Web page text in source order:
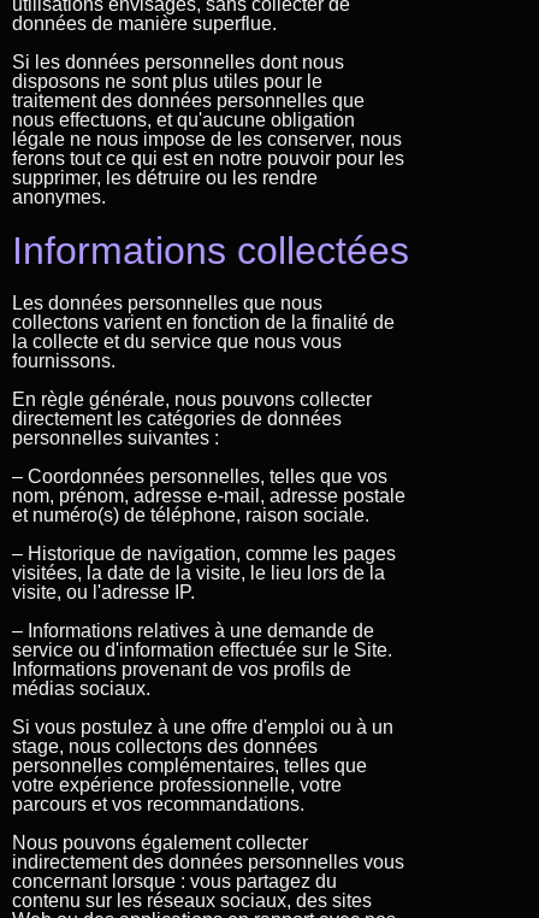
utilisations envisagés, sans collecter de
données de manière superflue.
Si les données personnelles dont nous
disposons ne sont plus utiles pour le
traitement des données personnelles que
nous effectuons, et qu'aucune obligation
légale ne nous impose de les conserver, nous
ferons tout ce qui est en notre pouvoir pour les
supprimer, les détruire ou les rendre
anonymes.
Informations collectées
Les données personnelles que nous
collectons varient en fonction de la finalité de
la collecte et du service que nous vous
fournissons.
En règle générale, nous pouvons collecter
directement les catégories de données
personnelles suivantes :
– Coordonnées personnelles, telles que vos
nom, prénom, adresse e-mail, adresse postale
et numéro(s) de téléphone, raison sociale.
– Historique de navigation, comme les pages
visitées, la date de la visite, le lieu lors de la
visite, ou l'adresse IP.
– Informations relatives à une demande de
service ou d'information effectuée sur le Site.
Informations provenant de vos profils de
médias sociaux.
Si vous postulez à une offre d'emploi ou à un
stage, nous collectons des données
personnelles complémentaires, telles que
votre expérience professionnelle, votre
parcours et vos recommandations.
Nous pouvons également collecter
indirectement des données personnelles vous
concernant lorsque : vous partagez du
contenu sur les réseaux sociaux, des sites